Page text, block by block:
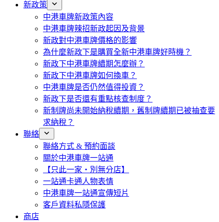
新政策
中港車牌新政策內容
中港車牌辣招新政起因及背景
新政對中港車牌價格的影響
為什麼新政下是購買全新中港車牌好時機？
新政下中港車牌續期怎麼辦？
新政下中港車牌如何換車？
中港車牌是否仍然值得投資？
新政下是否還有重點核查制度？
新制牌尚未開始納稅續期，舊制牌續期已被抽查要
求納稅？
聯絡
聯絡方式 & 預約面談
關於中港車牌一站通
【只此一家・別無分店】
一站通卡通人物表情
中港車牌一站通宣傳短片
客戶資料私隱保護
商店